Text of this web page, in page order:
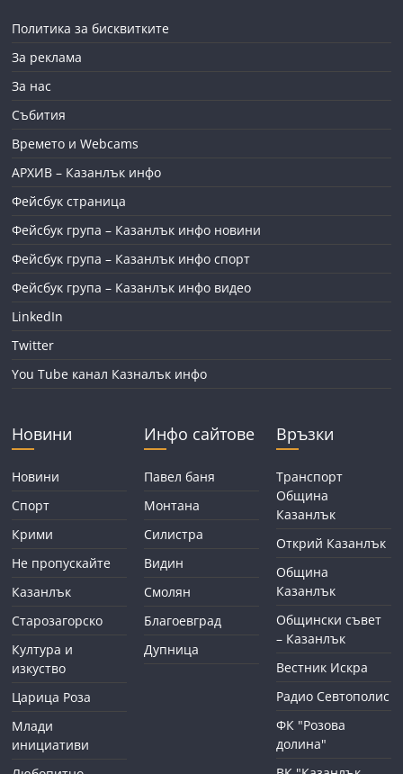
Политика за бисквитките
За реклама
За нас
Събития
Времето и Webcams
АРХИВ – Казанлък инфо
Фейсбук страница
Фейсбук група – Казанлък инфо новини
Фейсбук група – Казанлък инфо спорт
Фейсбук група – Казанлък инфо видео
LinkedIn
Twitter
You Tube канал Казналък инфо
Новини
Новини
Спорт
Крими
Не пропускайте
Казанлък
Старозагорско
Култура и
изкуство
Царица Роза
Млади
инициативи
Инфо сайтове
Павел баня
Монтана
Силистра
Видин
Смолян
Благоевград
Дупница
Връзки
Транспорт
Община
Казанлък
Открий Казанлък
Община
Казанлък
Общински съвет
– Казанлък
Вестник Искра
Радио Севтополис
ФК "Розова
долина"